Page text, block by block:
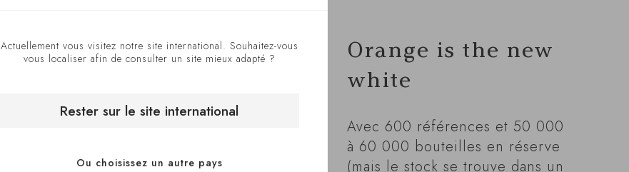
Orange is the new
white
Avec 600 références et 50 000
à 60 000 bouteilles en réserve
(mais le stock se trouve dans un
Actuellement vous visitez notre site international. Souhaitez-vous
vous localiser afin de consulter un site mieux adapté ?
Rester sur le site international
Ou choisissez un autre pays